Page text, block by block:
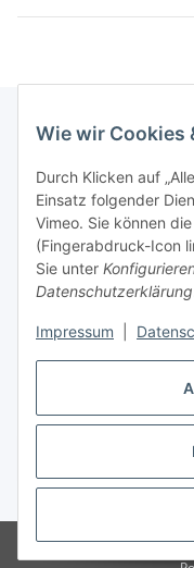
Wie wir Cookies
Durch Klicken auf
Einsatz folgender
Vimeo. Sie können
(Fingerabdruck-Icon
Sie unter
Datenschutzerklärung
Impressum
Informationen
036204. 803903
Achtung!!!
16:00 – 19:00 Uhr
* Alle Preise inkl.
© RC-High Performance